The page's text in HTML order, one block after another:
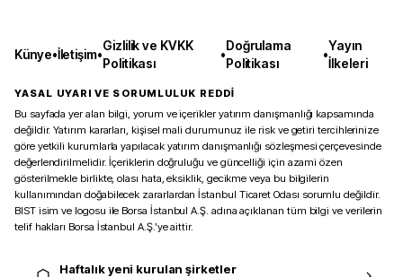
Künye•İletişim•
Gizlilik ve KVKK
Politikası
•
Doğrulama
Politikası
•
Yayın
İlkeleri
YASAL UYARI VE SORUMLULUK REDDİ
Bu sayfada yer alan bilgi, yorum ve içerikler yatırım danışmanlığı kapsamında
değildir. Yatırım kararları, kişisel mali durumunuz ile risk ve getiri tercihlerinize
göre yetkili kurumlarla yapılacak yatırım danışmanlığı sözleşmesi çerçevesinde
değerlendirilmelidir. İçeriklerin doğruluğu ve güncelliği için azami özen
gösterilmekle birlikte, olası hata, eksiklik, gecikme veya bu bilgilerin
kullanımından doğabilecek zararlardan İstanbul Ticaret Odası sorumlu değildir.
BIST isim ve logosu ile Borsa İstanbul A.Ş. adına açıklanan tüm bilgi ve verilerin
telif hakları Borsa İstanbul A.Ş.’ye aittir.
Haftalık yeni kurulan şirketler